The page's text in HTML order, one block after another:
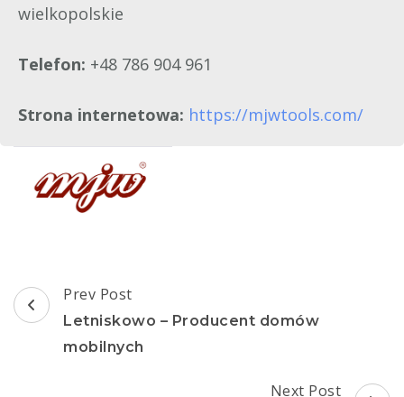
wielkopolskie
Telefon: +48 786 904 961
Strona internetowa: https://mjwtools.com/
Post
Navigation
Prev Post
Letniskowo – Producent domów
mobilnych
Next Post